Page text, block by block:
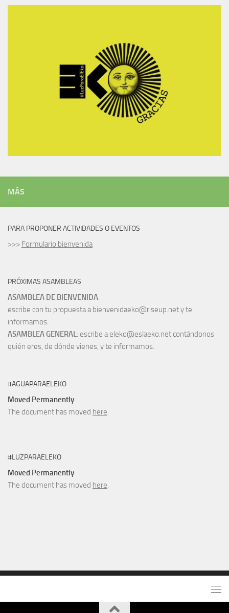
MÁS
PARA PROPONER ACTIVIDADES O EVENTOS
>>> Formulario bienvenida
PRÓXIMAS ASAMBLEAS
ASAMBLEA DE BIENVENIDA:
escribe con tu propuesta a bienvenidaeko@riseup.net y te
informamos.
ASAMBLEA GENERAL: escribe a eleko@eslaeko.net contándonos
quién eres, de dónde vienes, y te informamos.
#AGUAPARAELEKO
Moved Permanently
The document has moved here.
#LUZPARAELEKO
Moved Permanently
The document has moved here.